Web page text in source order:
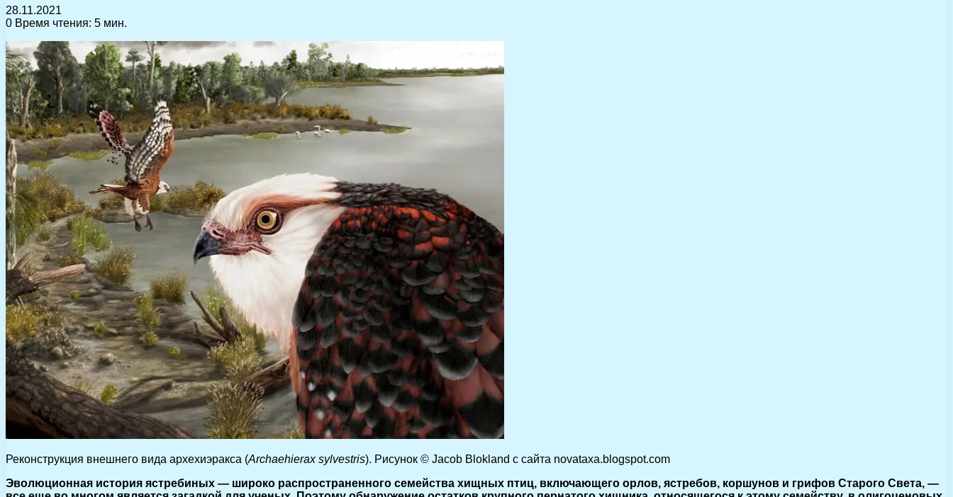
28.11.2021
0 Время чтения: 5 мин.
Реконструкция внешнего вида архехиэракса (Archaehierax sylvestris). Рисунок © Jacob Blokland c сайта novataxa.blogspot.com
Эволюционная история ястребиных — широко распространенного семейства хищных птиц, включающего орлов, ястребов, коршунов и грифов Старого Света, —